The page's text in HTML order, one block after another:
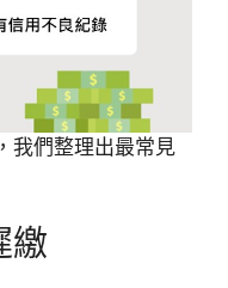
我們整理出最常見
繳